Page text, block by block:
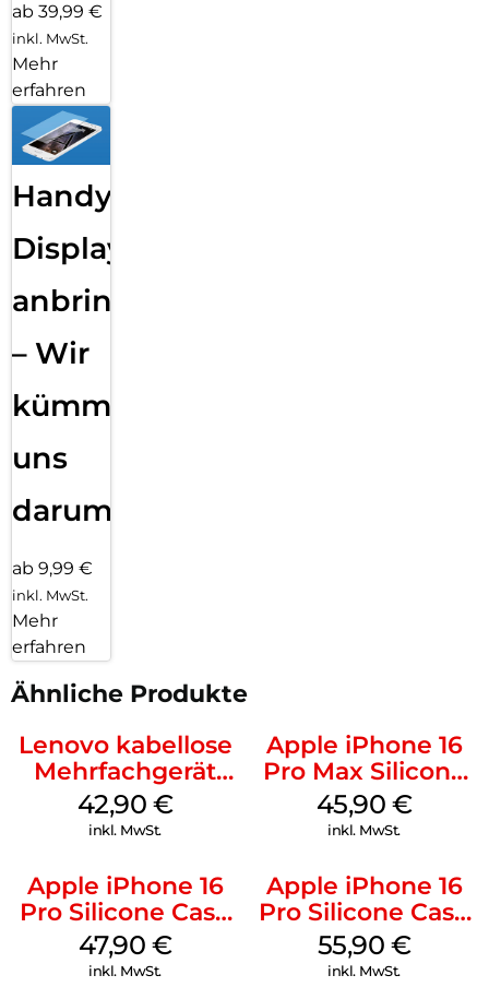
ab 39,99 €
inkl. MwSt.
Mehr
erfahren
Handy
Displayfolie
anbringen
– Wir
kümmern
uns
darum!
ab 9,99 €
inkl. MwSt.
Mehr
erfahren
Ähnliche Produkte
Lenovo kabellose
Mehrfachgerät
Luna Grey
42,90 €
inkl. MwSt.
Apple iPhone 16
Pro Max Silicone
Case MagSafe
Ultramarine
45,90 €
inkl. MwSt.
Apple iPhone 16
Pro Silicone Case
MagSafe Denim
47,90 €
inkl. MwSt.
Apple iPhone 16
Pro Silicone Case
MagSafe Stone
Gray
55,90 €
inkl. MwSt.